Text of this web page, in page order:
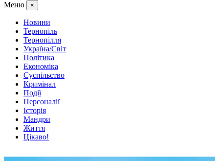
Меню ×
Новини
Тернопіль
Тернопілля
Україна/Світ
Політика
Економіка
Суспільство
Кримінал
Події
Персоналії
Історія
Мандри
Життя
Цікаво!